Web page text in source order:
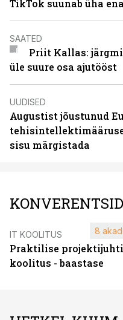
TikTok suunab üha
SAATED
Priit Kallas:
üle suure osa ajutööst
UUDISED
Augustist jõustunud
sisu märgistada
IT KOOLITUS
Praktilise
koolitus - baastase
8